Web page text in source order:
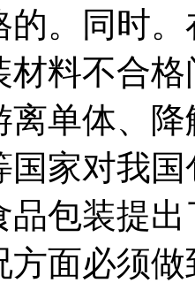
的。同时
材料不合
离单体、
国家对我
品包装提
方面必须